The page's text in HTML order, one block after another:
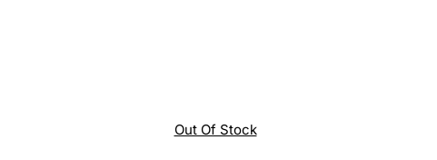
Out Of Stock